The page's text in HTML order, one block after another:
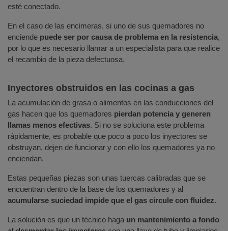
esté conectado.
En el caso de las encimeras, si uno de sus quemadores no
enciende puede ser por causa de problema en la resistencia,
por lo que es necesario llamar a un especialista para que realice
el recambio de la pieza defectuosa.
Inyectores obstruidos en las cocinas a gas
La acumulación de grasa o alimentos en las conducciones del
gas hacen que los quemadores pierdan potencia y generen
llamas menos efectivas. Si no se soluciona este problema
rápidamente, es probable que poco a poco los inyectores se
obstruyan, dejen de funcionar y con ello los quemadores ya no
enciendan.
Estas pequeñas piezas son unas tuercas calibradas que se
encuentran dentro de la base de los quemadores y al
acumularse suciedad impide que el gas circule con fluidez.
La solución es que un técnico haga un mantenimiento a fondo